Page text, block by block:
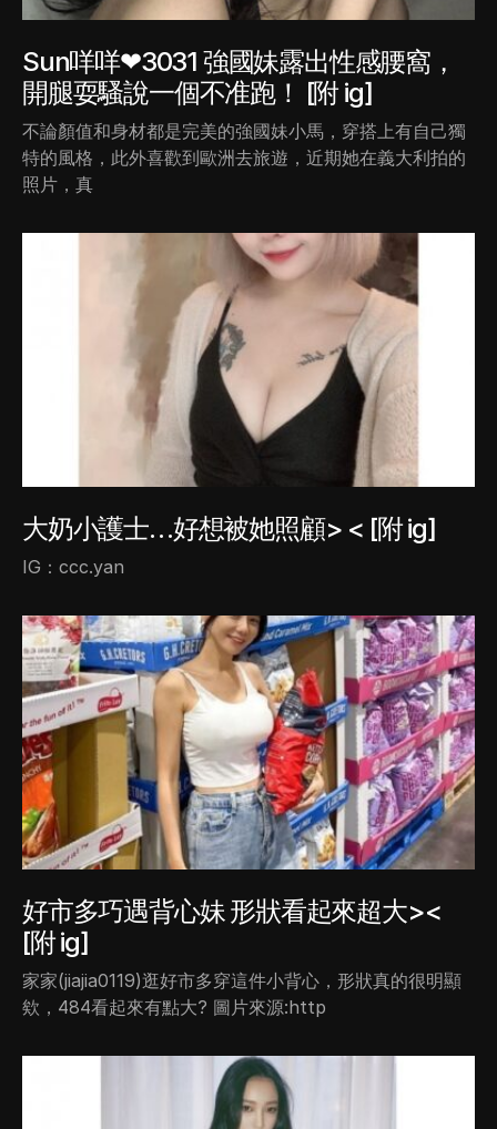
Sun咩咩❤3031 強國妹露出性感腰窩，
開腿耍騷說一個不准跑！ [附 ig]
不論顏值和身材都是完美的強國妹小馬，穿搭上有自己獨
特的風格，此外喜歡到歐洲去旅遊，近期她在義大利拍的
照片，真
大奶小護士…好想被她照顧> < [附 ig]
IG：ccc.yan
好市多巧遇背心妹 形狀看起來超大><
[附 ig]
家家(jiajia0119)逛好市多穿這件小背心，形狀真的很明顯
欸，484看起來有點大? 圖片來源:http